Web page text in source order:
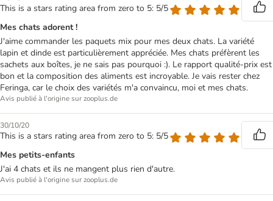
This is a stars rating area from zero to 5: 5/5
Mes chats adorent !
J'aime commander les paquets mix pour mes deux chats. La variété
lapin et dinde est particulièrement appréciée. Mes chats préfèrent les
sachets aux boîtes, je ne sais pas pourquoi :). Le rapport qualité-prix est
bon et la composition des aliments est incroyable. Je vais rester chez
Feringa, car le choix des variétés m'a convaincu, moi et mes chats.
Avis publié à l'origine sur zooplus.de
30/10/20
This is a stars rating area from zero to 5: 5/5
Mes petits-enfants
J'ai 4 chats et ils ne mangent plus rien d'autre.
Avis publié à l'origine sur zooplus.de